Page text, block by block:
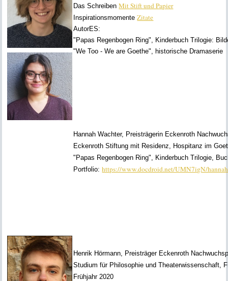
Das SchreibenMit Stift und Papier
InspirationsmomenteZitate
AutorES:
"Papas Regenbogen Ring", Kinderbuch Trilogie:
"We Too - We are Goethe", historische Dramaserie
Hannah Wachter, Preisträgerin Eckenroth
Eckenroth Stiftung mit Residenz, Hospitanz im
"Papas Regenbogen Ring", Kinderbuch Trilogie,
Portfolio:https://www.docdroid.net/UMN7igN/
Henrik Hörmann, Preisträger Eckenroth
Studium für Philosophie und Theaterwissenschaft,
Frühjahr 2020